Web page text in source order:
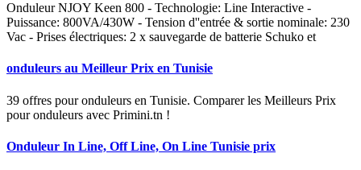
Onduleur NJOY Keen 800 - Technologie: Line Interactive -
Puissance: 800VA/430W - Tension d''entrée & sortie nominale: 230
Vac - Prises électriques: 2 x sauvegarde de batterie Schuko et
onduleurs au Meilleur Prix en Tunisie
39 offres pour onduleurs en Tunisie. Comparer les Meilleurs Prix
pour onduleurs avec Primini.tn !
Onduleur In Line, Off Line, On Line Tunisie prix